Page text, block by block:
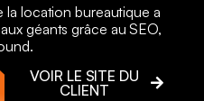
location bureautique a
géants grâce au SEO,
VOIR LE SITE DU
CLIENT